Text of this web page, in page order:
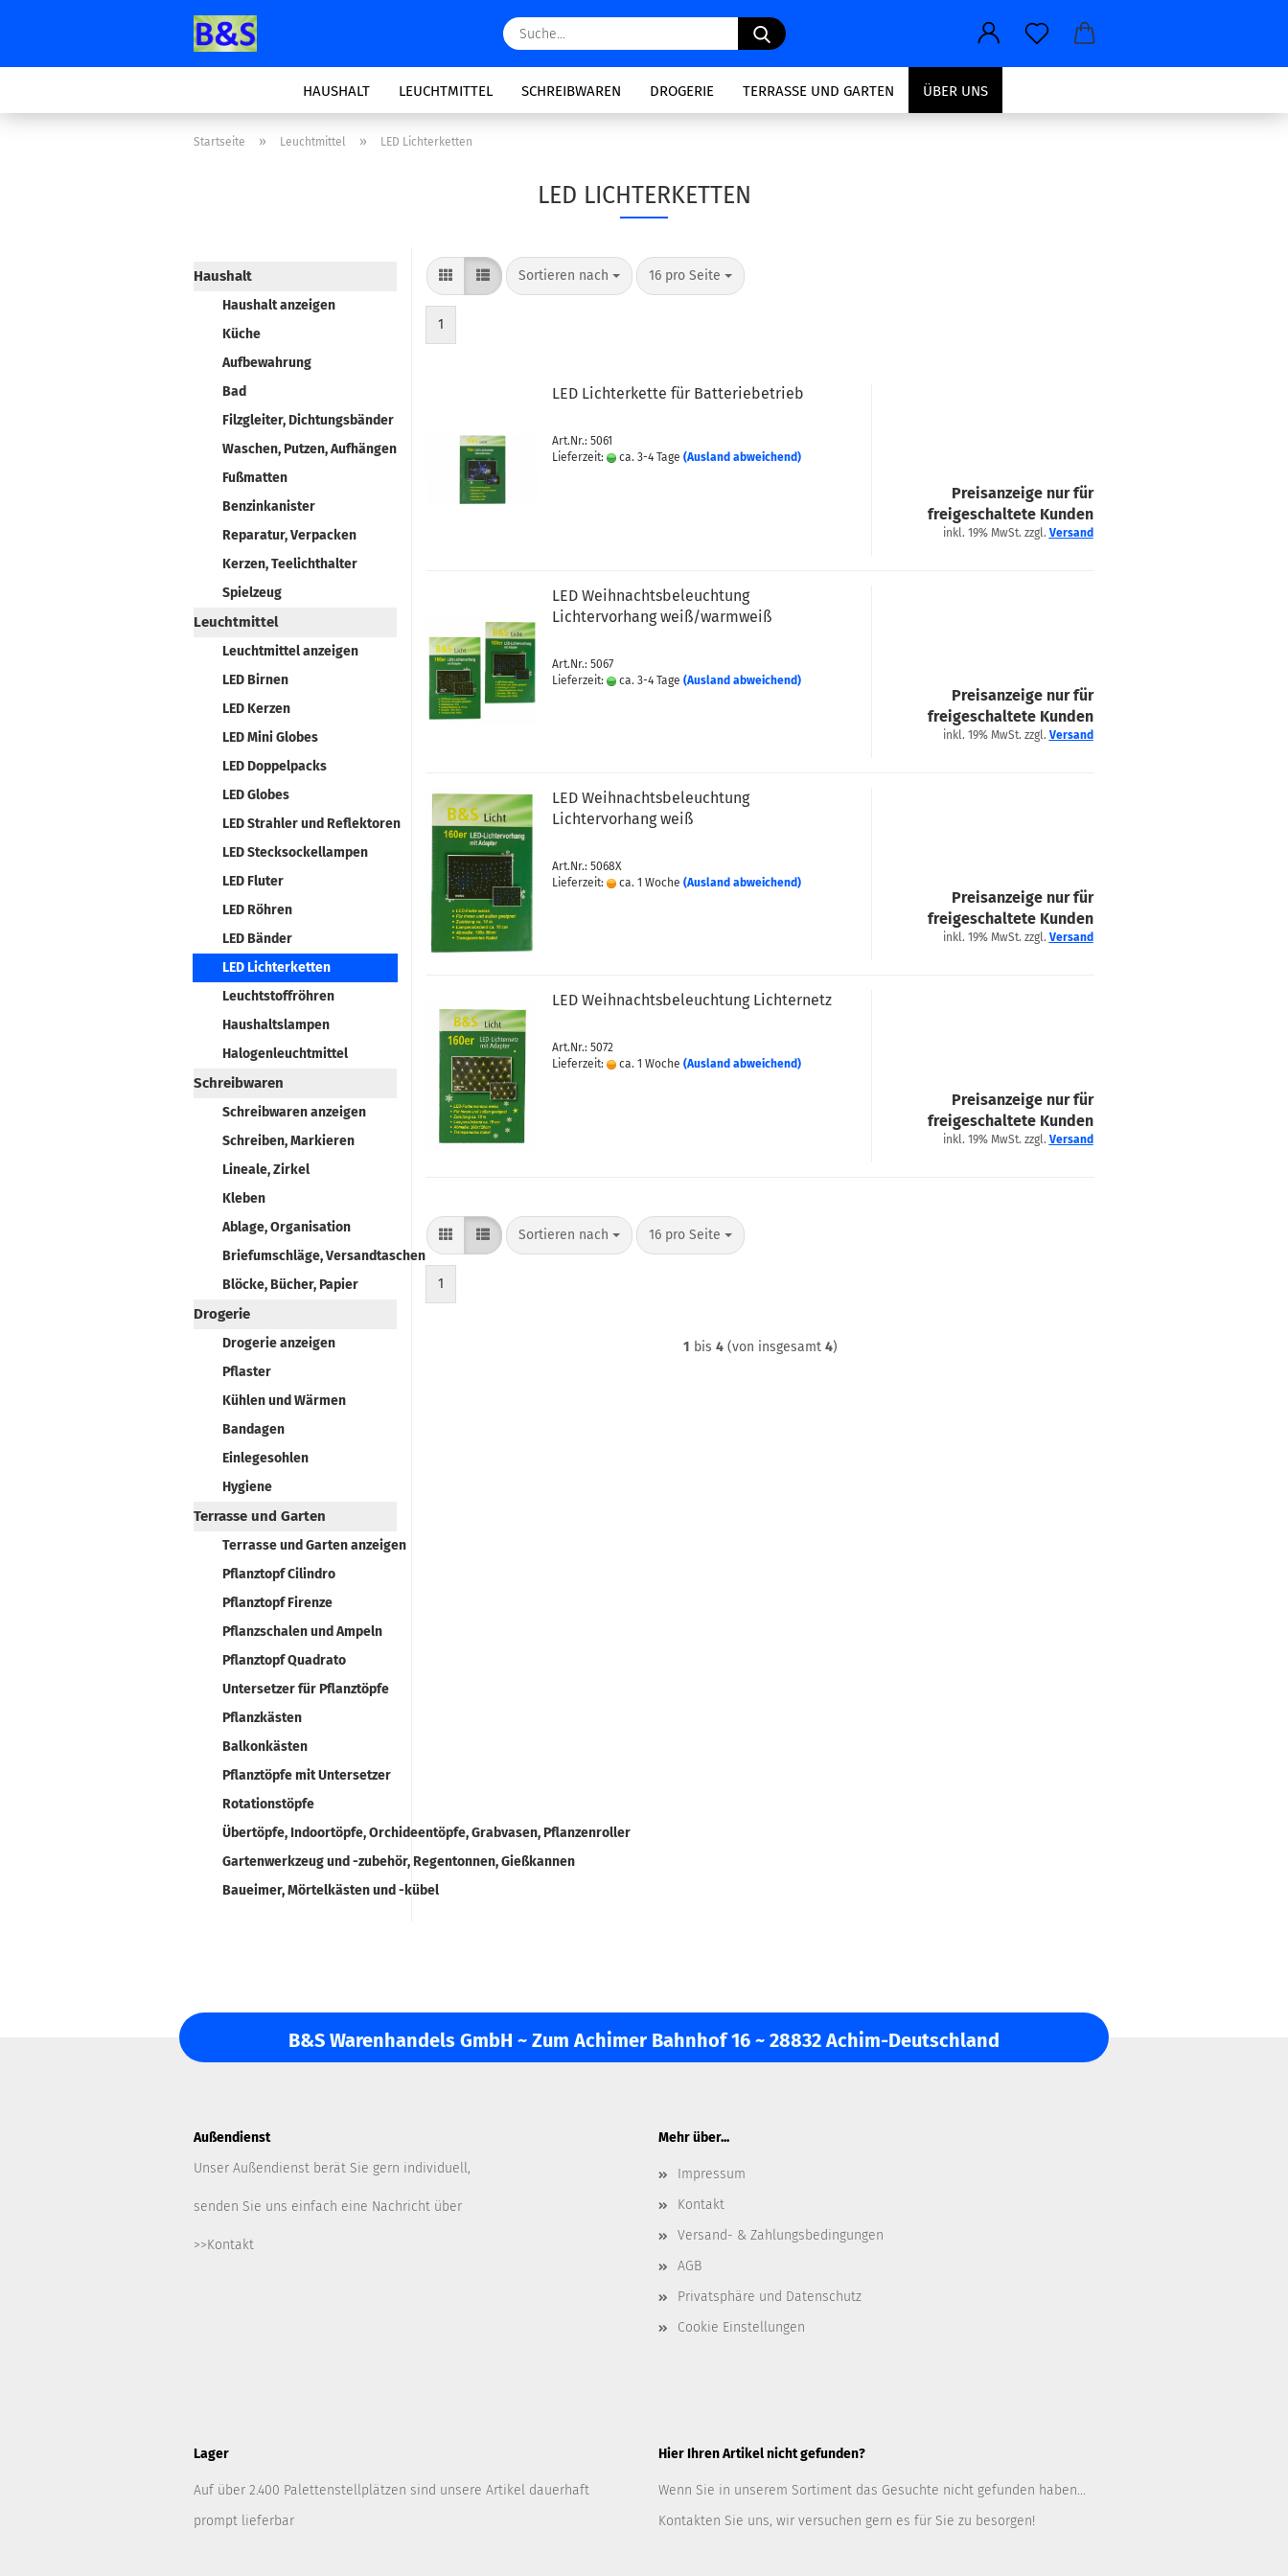
Suche...
HAUSHALT LEUCHTMITTEL SCHREIBWAREN DROGERIE TERRASSE UND GARTEN ÜBER UNS
Startseite » Leuchtmittel » LED Lichterketten
LED LICHTERKETTEN
Haushalt
Haushalt anzeigen
Küche
Aufbewahrung
Bad
Filzgleiter, Dichtungsbänder
Waschen, Putzen, Aufhängen
Fußmatten
Benzinkanister
Reparatur, Verpacken
Kerzen, Teelichthalter
Spielzeug
Leuchtmittel
Leuchtmittel anzeigen
LED Birnen
LED Kerzen
LED Mini Globes
LED Doppelpacks
LED Globes
LED Strahler und Reflektoren
LED Stecksockellampen
LED Fluter
LED Röhren
LED Bänder
LED Lichterketten
Leuchtstoffröhren
Haushaltslampen
Halogenleuchtmittel
Schreibwaren
Schreibwaren anzeigen
Schreiben, Markieren
Lineale, Zirkel
Kleben
Ablage, Organisation
Briefumschläge, Versandtaschen
Blöcke, Bücher, Papier
Drogerie
Drogerie anzeigen
Pflaster
Kühlen und Wärmen
Bandagen
Einlegesohlen
Hygiene
Terrasse und Garten
Terrasse und Garten anzeigen
Pflanztopf Cilindro
Pflanztopf Firenze
Pflanzschalen und Ampeln
Pflanztopf Quadrato
Untersetzer für Pflanztöpfe
Pflanzkästen
Balkonkästen
Pflanztöpfe mit Untersetzer
Rotationstöpfe
Übertöpfe, Indoortöpfe, Orchideentöpfe, Grabvasen, Pflanzenroller
Gartenwerkzeug und -zubehör, Regentonnen, Gießkannen
Baueimer, Mörtelkästen und -kübel
Sortieren nach
Sortieren nach 16 pro Seite
pro Seite
1
LED Lichterkette für Batteriebetrieb
Art.Nr.: 5061
Lieferzeit:
ca. 3-4 Tage (Ausland abweichend)
Preisanzeige nur für
freigeschaltete Kunden
inkl. 19% MwSt. zzgl. Versand
LED Weihnachtsbeleuchtung
Lichtervorhang weiß/warmweiß
Art.Nr.: 5067
Lieferzeit:
ca. 3-4 Tage (Ausland abweichend)
Preisanzeige nur für
freigeschaltete Kunden
inkl. 19% MwSt. zzgl. Versand
LED Weihnachtsbeleuchtung
Lichtervorhang weiß
Art.Nr.: 5068X
Lieferzeit:
ca. 1 Woche (Ausland abweichend)
Preisanzeige nur für
freigeschaltete Kunden
inkl. 19% MwSt. zzgl. Versand
LED Weihnachtsbeleuchtung Lichternetz
Art.Nr.: 5072
Lieferzeit:
ca. 1 Woche (Ausland abweichend)
Preisanzeige nur für
freigeschaltete Kunden
inkl. 19% MwSt. zzgl. Versand
Sortieren nach
Sortieren nach 16 pro Seite
pro Seite
1
1 bis 4(von insgesamt 4)
B&S Warenhandels GmbH ~ Zum Achimer Bahnhof 16 ~ 28832 Achim-Deutschland
Außendienst
Unser Außendienst berät Sie gern individuell,
senden Sie uns einfach eine Nachricht über
>>Kontakt
Mehr über...
Impressum
Kontakt
Versand- & Zahlungsbedingungen
AGB
Privatsphäre und Datenschutz
Cookie Einstellungen
Lager
Auf über 2.400 Palettenstellplätzen sind unsere Artikel dauerhaft
prompt lieferbar
Hier Ihren Artikel nicht gefunden?
Wenn Sie in unserem Sortiment das Gesuchte nicht gefunden haben...
Kontakten Sie uns, wir versuchen gern es für Sie zu besorgen!